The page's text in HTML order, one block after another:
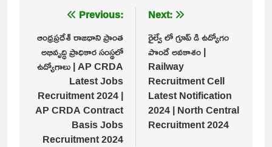
navigation
Previous:
ఆంధ్రప్రదేశ్ రాజధాని ప్రాంత
అభివృద్ధి ప్రాధికార సంస్థలో
ఉద్యోగాలు | AP CRDA
Latest Jobs
Recruitment 2024 |
AP CRDA Contract
Basis Jobs
Recruitment 2024
Next:
రైల్వే లో గ్రూప్ డి ఉద్యోగం
పొందే అవకాశం |
Railway
Recruitment Cell
Latest Notification
2024 | North Central
Recruitment 2024